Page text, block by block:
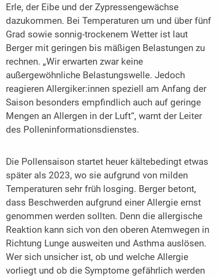
Erle, der Eibe und der Zypressengewächse
dazukommen. Bei Temperaturen um und über fünf
Grad sowie sonnig-trockenem Wetter ist laut
Berger mit geringen bis mäßigen Belastungen zu
rechnen. „Wir erwarten zwar keine
außergewöhnliche Belastungswelle. Jedoch
reagieren Allergiker:innen speziell am Anfang der
Saison besonders empfindlich auch auf geringe
Mengen an Allergen in der Luft“, warnt der Leiter
des Polleninformationsdienstes.
Die Pollensaison startet heuer kältebedingt etwas
später als 2023, wo sie aufgrund von milden
Temperaturen sehr früh losging. Berger betont,
dass Beschwerden aufgrund einer Allergie ernst
genommen werden sollten. Denn die allergische
Reaktion kann sich von den oberen Atemwegen in
Richtung Lunge ausweiten und Asthma auslösen.
Wer sich unsicher ist, ob und welche Allergie
vorliegt und ob die Symptome gefährlich werden